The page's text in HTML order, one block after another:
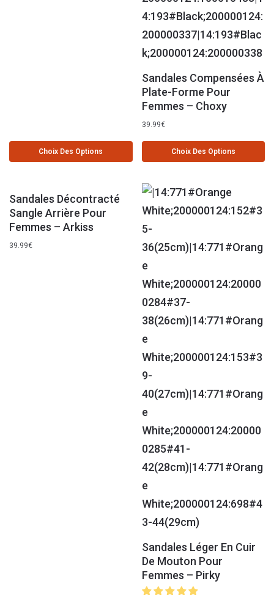
Choix Des Options
Sandales Compensées À
Plate-Forme Pour
Femmes – Choxy
39.99€
Choix Des Options
Sandales Décontracté
Sangle Arrière Pour
Femmes – Arkiss
39.99€
Sandales Léger En Cuir
De Mouton Pour
Femmes – Pirky